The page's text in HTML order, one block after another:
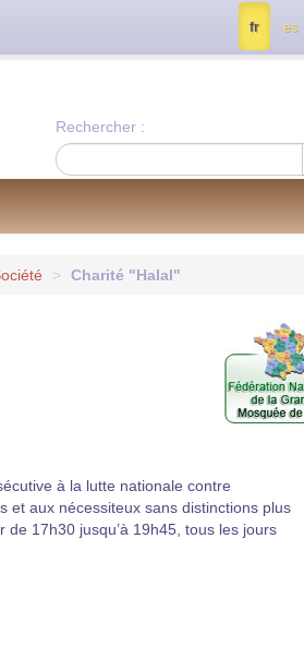
Rechercher :
> Charité "Halal"
à la lutte nationale contre
et aux nécessiteux sans distinctions plus
17h30 jusqu’à 19h45, tous les jours
fr es
nous à info@notrejournal.info !